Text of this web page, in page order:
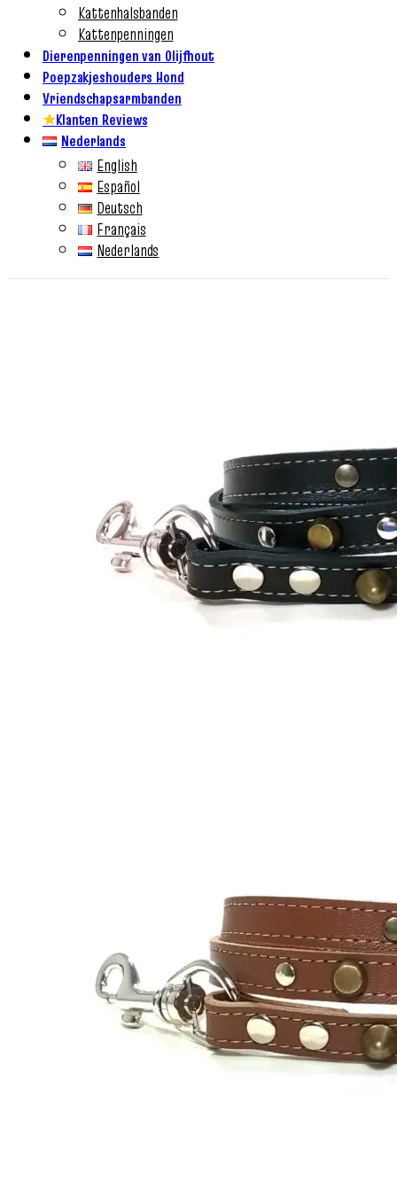
Kattenhalsbanden
Kattenpenningen
Dierenpenningen van Olijfhout
Poepzakjeshouders Hond
Vriendschapsarmbanden
★Klanten Reviews
Nederlands
English
Español
Deutsch
Français
Nederlands